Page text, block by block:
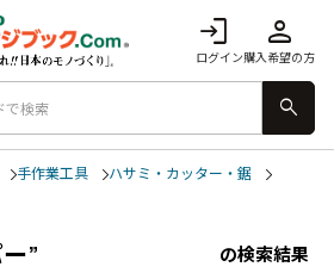
login
ログイン
person
購入希望の方
search
手作業工具
ハサミ・カッター・鋸
” の検索結果